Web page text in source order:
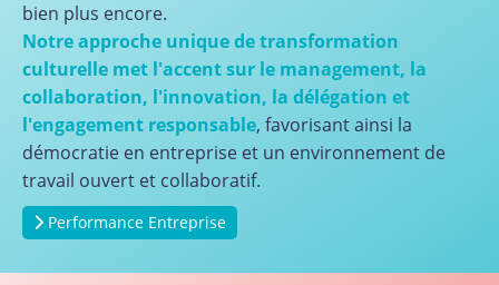
bien plus encore.
Notre approche unique de transformation
culturelle met l'accent sur le management, la
collaboration, l'innovation, la délégation et
l'engagement responsable, favorisant ainsi la
démocratie en entreprise et un environnement de
travail ouvert et collaboratif.
Performance Entreprise